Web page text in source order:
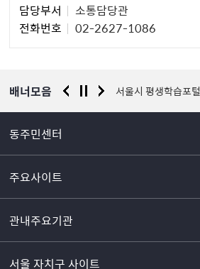
자
담당부서
소통담당관
전화번호
02-2627-1086
배너모음
경찰청 유실물 통합포털 서울시 평생학습포털
동주민센터
주요사이트
관내주요기관
서울 자치구 사이트